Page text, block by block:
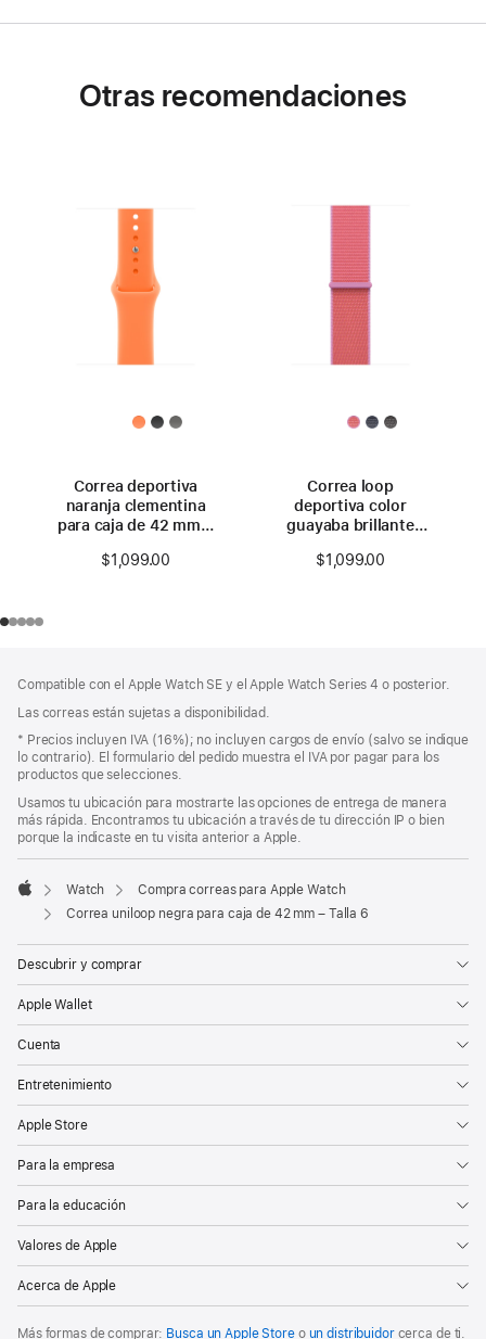
Otras recomendaciones
Correa deportiva
naranja clementina
para caja de 42 mm –
$1,099.00
Correa loop
deportiva color
guayaba brillante
$1,099.00
de
página
a
pie
de
página
Compatible con el Apple Watch SE y el Apple Watch Series 4 o posterior.
Las correas están sujetas a disponibilidad.
Nota
a
pie
página
* Precios incluyen IVA (16%); no incluyen cargos de envío (salvo se indique
lo contrario). El formulario del pedido muestra el IVA por pagar para los
productos que selecciones.
Usamos tu ubicación para mostrarte las opciones de entrega de manera
más rápida. Encontramos tu ubicación a través de tu dirección IP o bien
porque la indicaste en tu visita anterior a Apple.
Apple
Watch
Compra correas para Apple Watch
Correa uniloop negra para caja de 42 mm – Talla 6
Descubrir y comprar
Apple Wallet
Cuenta
Entretenimiento
Apple Store
Para la empresa
Para la educación
Valores de Apple
Acerca de Apple
Más formas de comprar: Busca un Apple Storeo un distribuidorcerca de ti.